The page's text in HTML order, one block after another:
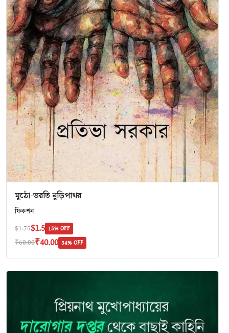
মুঠো-ভরতি নুড়িপাথর
ফিকশন
$1.75$1.5 15% OFF
₹60.00₹40.00 34% OFF